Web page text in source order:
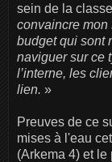
sein de la
convaincre mon
budget qui sont
naviguer sur ce
l’interne, les
lien. »
Preuves de ce
mises à l'eau
(Arkema 4) et